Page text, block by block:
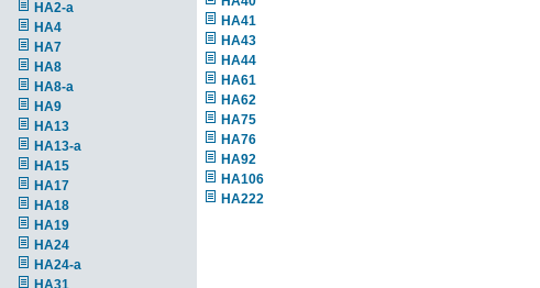
HA2-a
HA4
HA7
HA8
HA8-a
HA9
HA13
HA13-a
HA15
HA17
HA18
HA19
HA24
HA24-a
HA31
HA41
HA43
HA44
HA61
HA62
HA75
HA76
HA92
HA106
HA222